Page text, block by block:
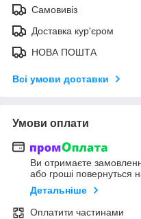
Самовивіз
Доставка кур'єром
НОВА ПОШТА
Всі умови доставки
Умови оплати
Ви отримаєте
або гроші повернуться
Детальніше
Оплатити частинами